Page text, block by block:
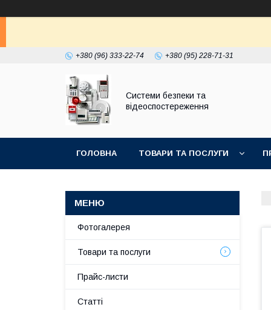
+380 (96) 333-22-74 +380 (95) 228-71-31
Системи безпеки та
відеоспостереження
ГОЛОВНА ТОВАРИ ТА ПОСЛУГИ
Фотогалерея
Товари та послуги
Прайс-листи
Статті